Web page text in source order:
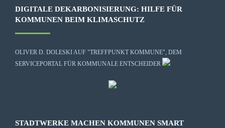
DIGITALE DEKARBONISIERUNG: HILFE FÜR
KOMMUNEN BEIM KLIMASCHUTZ
OLIVER D. DOLESKI AUF "TREFFPUNKT KOMMUNE", DEM
SERVICEPORTAL FÜR KOMMUNALE ENTSCHEIDER
STADTWERKE MACHEN KOMMUNEN SMART